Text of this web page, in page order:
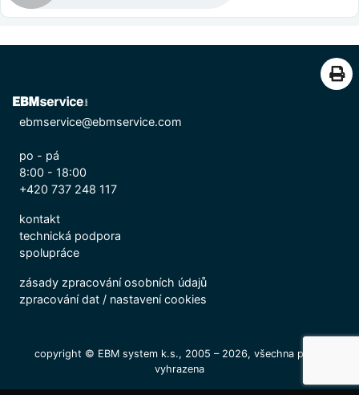
ebmservice@ebmservice.com
po - pá
8:00 - 18:00
+420 737 248 117
kontakt
technická podpora
spolupráce
zásady zpracování osobních údajů
zpracování dat/ nastavení cookies
copyright © EBM system k.s., 2005 – 2026, všechna práva
vyhrazena